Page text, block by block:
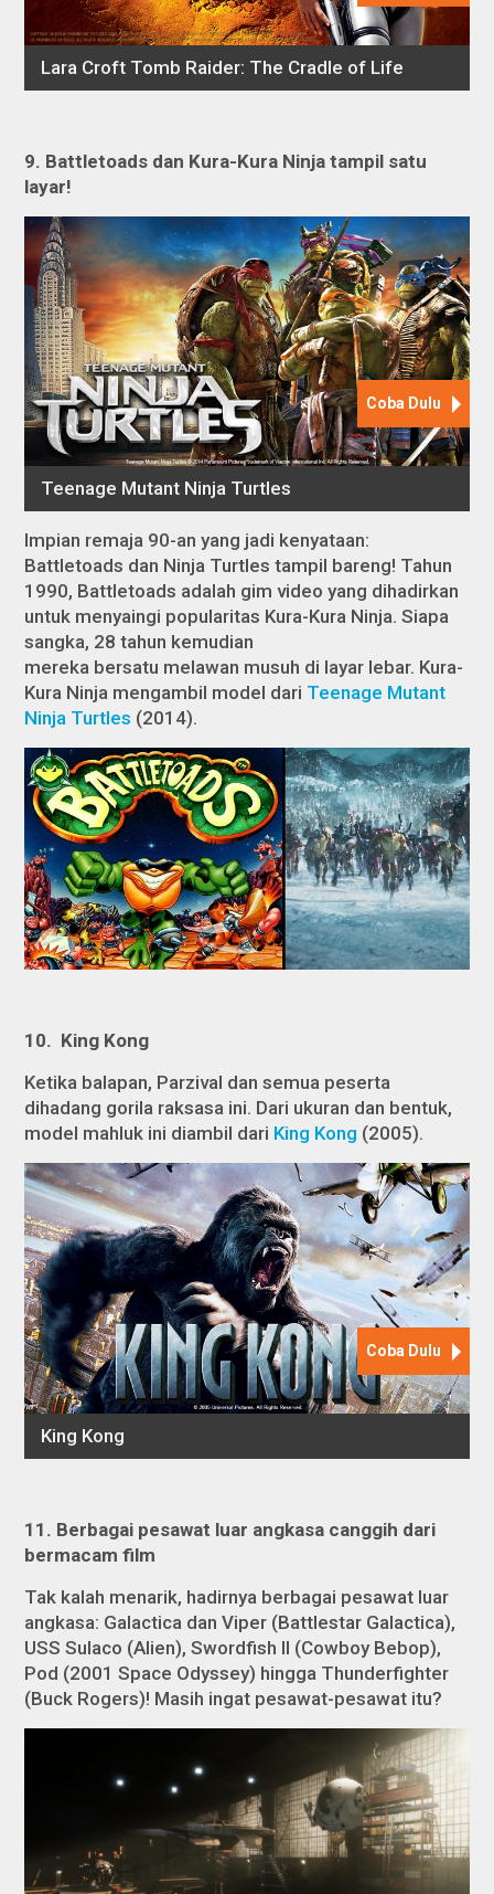
9. Battletoads dan Kura-Kura Ninja tampil satu
layar!
Impian remaja 90-an yang jadi kenyataan:
Battletoads dan Ninja Turtles tampil bareng! Tahun
1990, Battletoads adalah gim video yang dihadirkan
untuk menyaingi popularitas Kura-Kura Ninja. Siapa
sangka, 28 tahun kemudian
mereka bersatu melawan musuh di layar lebar. Kura-
Kura Ninja mengambil model dari Teenage Mutant
Ninja Turtles (2014).
1 0. King Kong
Ketika balapan, Parzival dan semua peserta
dihadang gorila raksasa ini. Dari ukuran dan bentuk,
model mahluk ini diambil dari King Kong (2005).
1 1 . Berbagai pesawat luar angkasa canggih dari
bermacam film
Tak kalah menarik, hadirnya berbagai pesawat luar
angkasa: Galactica dan Viper (Battlestar Galactica),
USS Sulaco (Alien), Swordfish II (Cowboy Bebop),
Pod (2001 Space Odyssey) hingga Thunderfighter
(Buck Rogers)! Masih ingat pesawat-pesawat itu?